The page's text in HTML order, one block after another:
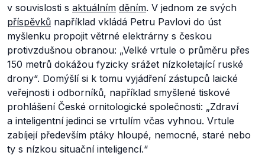
v souvislosti s aktuálním děním. V jednom ze svých
příspěvků například vkládá Petru Pavlovi do úst
myšlenku propojit větrné elektrárny s českou
protivzdušnou obranou: „Velké vrtule o průměru přes
150 metrů dokážou fyzicky srážet nízkoletající ruské
drony“. Domýšlí si k tomu vyjádření zástupců laické
veřejnosti i odborníků, například smyšlené tiskové
prohlášení České ornitologické společnosti: „Zdraví
a inteligentní jedinci se vrtulím včas vyhnou. Vrtule
zabíjejí především ptáky hloupé, nemocné, staré nebo
ty s nízkou situační inteligencí.“